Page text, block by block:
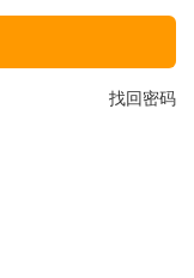
找回密码